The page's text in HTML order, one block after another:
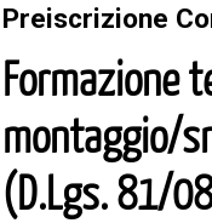
Preiscrizione
Formazione
montaggio/
(D.Lgs. 81/